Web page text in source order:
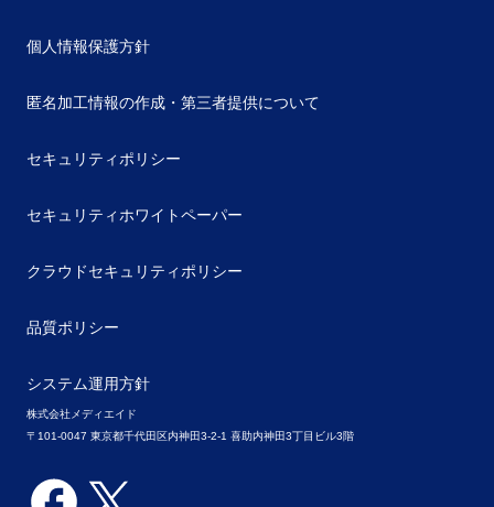
株式会社メディエイド
〒101-0047 東京都千代田区内神田3-2-1 喜助内神田3丁目ビル3階
個人情報保護方針
匿名加工情報の作成・第三者提供について
セキュリティポリシー
セキュリティホワイトペーパー
クラウドセキュリティポリシー
品質ポリシー
システム運用方針